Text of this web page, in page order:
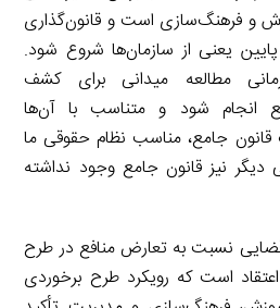
و فرهنگ‌سازی است و قانون‌گذاری
یعنی از سازمان‌ها شروع شود.
مطالعه میدانی برای کشف
انجام شود و متناسب با آن‌ها
قانون جامع، مناسب نظام حقوقی ما
نیز قانون جامع وجود نداشته
قضایی نسبت به تعارض منافع در طرح
است که رویکرد طرح برخوردی